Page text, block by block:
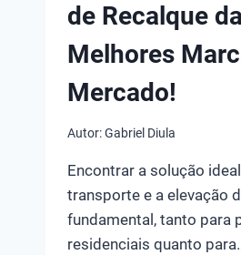
de Recalque
Melhores
Mercado!
Autor: Gabriel Diula
Encontrar a solução
transporte e a elevação
fundamental, tanto para
residenciais quanto